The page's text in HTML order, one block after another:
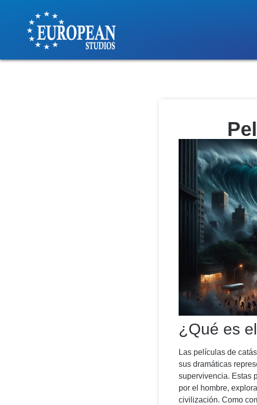
¿Qué es
Las películas de
sus dramáticas
supervivencia. Estas
por el hombre,
civilización. Como